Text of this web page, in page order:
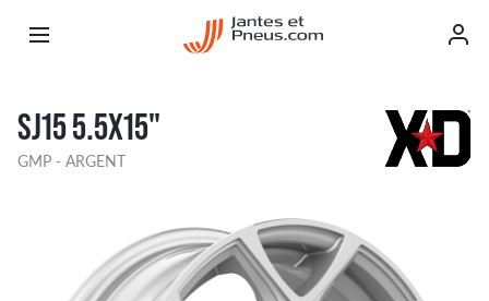
SJ15 5.5X15"
GMP - ARGENT